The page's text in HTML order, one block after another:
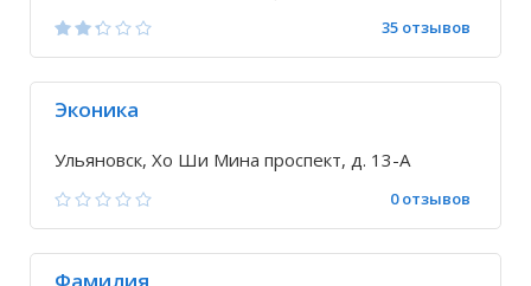
35 отзывов
Эконика
Ульяновск, Хо Ши Мина проспект, д. 13-А
0 отзывов